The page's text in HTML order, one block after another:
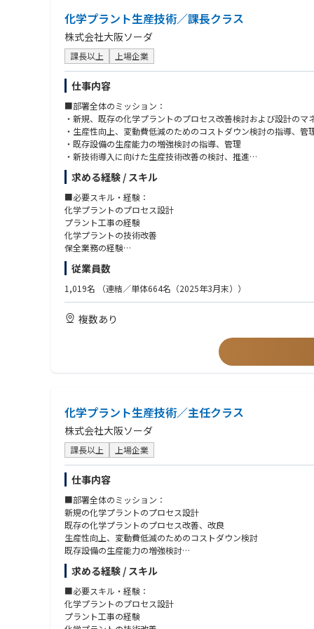
化学プラント生産技術／課長クラス
株式会社大阪ソーダ
課長以上 上場企業
仕事内容
■部署全体のミッション：
・新規、既存の化学プラントのプロセス改善検討および設計のマ
・生産性向上、変動費低減のためのコストダウン検討の指導、管
・既存設備の生産能力の増強検討の指導、管理
・新技術導入に向けた生産技術改善の検討、推進
■本ポジションのミッション：
新規及び維持投資の計画、遂行、納期管理といったプロジェクト
■具体的な業務内容：
・化学プラントの新規設計では機械・配管設計などの実務および
・建設工事プロジェクトでは担当人員の選考、工事業者の選考、
・既存設備の生産能力の増強検討の指導や管理
・新規プロセスのプロジェクト案件時の試運転等含めた製造部門へ
・管理職として部下のスキル向上のための技術的指導、教育およ
■部署の人数・年齢構成：
管理職6名(平均52才)、主任1名(平均55才)、一般社員12名(平均30
求める経験 / スキル
■必要スキル・経験：
化学プラントのプロセス設計
プラント工事の経験
化学プラントの技術改善
保全業務の経験
■あれば尚可なスキル・経験：
AutoCADでの簡単な図面修正等ができるスキル
従業員数
1,019名 （連結／単体664名（2025年3月末））
複数あり
化学プラント生産技術／主任クラス
株式会社大阪ソーダ
課長以上 上場企業
仕事内容
■部署全体のミッション：
新規の化学プラントのプロセス設計
既存の化学プラントのプロセス改善、改良
生産性向上、変動費低減のためのコストダウン検討
既存設備の生産能力の増強検討
■本ポジションのミッション：
新規及び維持投資の計画、遂行、納期管理といったプロジェク
■具体的な業務内容：
・化学プラントの新規設計では主として機械設計、配管設計などの
求める経験 / スキル
■必要スキル・経験：
化学プラントのプロセス設計
プラント工事の経験